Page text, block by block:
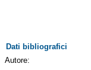
Dati bibliografici
Autore: